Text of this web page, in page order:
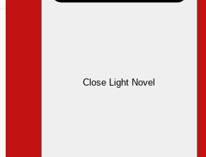
Close Light Novel